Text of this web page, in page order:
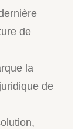
de
la
de